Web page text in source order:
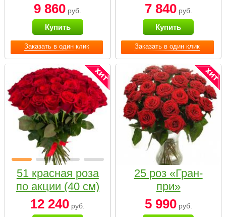
Заказать в один клик
9 860 руб.
Купить
Заказать в один клик
7 840руб.
Купить
51 красная роза
по акции (40 см)
12 240 руб.
25 роз «Гран-
при»
5 990руб.